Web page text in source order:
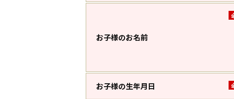
お子様のお名前
お子様の生年月日